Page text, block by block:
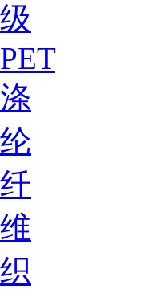
级
PET
涤
纶
纤
维
织